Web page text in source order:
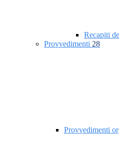
Recapiti
Provvedimenti 28
Provvedimenti